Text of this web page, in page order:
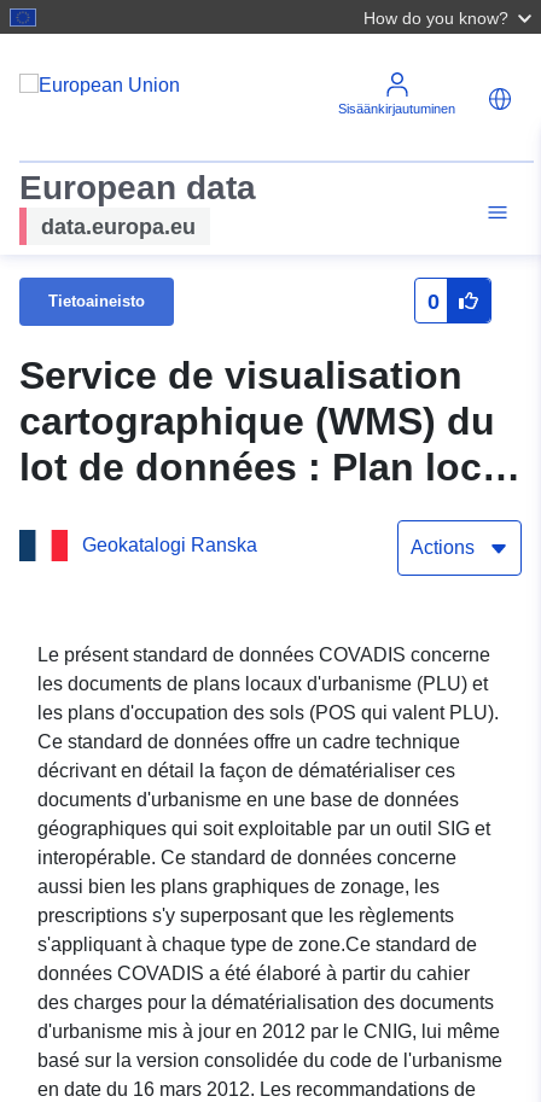
How do you know?
Sisäänkirjautuminen
European data
data.europa.eu
Tietoaineisto 0
Service de visualisation
cartographique (WMS) du
lot de données : Plan local
commune de Vignacourt
Geokatalogi Ranska Actions
Le présent standard de données COVADIS concerne
les documents de plans locaux d'urbanisme (PLU) et
les plans d'occupation des sols (POS qui valent PLU).
Ce standard de données offre un cadre technique
décrivant en détail la façon de dématérialiser ces
documents d'urbanisme en une base de données
géographiques qui soit exploitable par un outil SIG et
interopérable. Ce standard de données concerne
aussi bien les plans graphiques de zonage, les
prescriptions s'y superposant que les règlements
s'appliquant à chaque type de zone.Ce standard de
données COVADIS a été élaboré à partir du cahier
des charges pour la dématérialisation des documents
d'urbanisme mis à jour en 2012 par le CNIG, lui même
basé sur la version consolidée du code de l'urbanisme
en date du 16 mars 2012. Les recommandations de